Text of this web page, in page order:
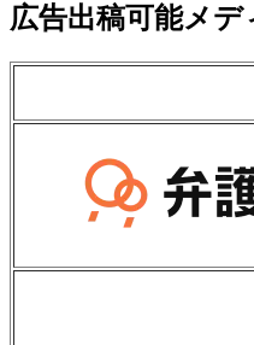
広告出稿可能メデ